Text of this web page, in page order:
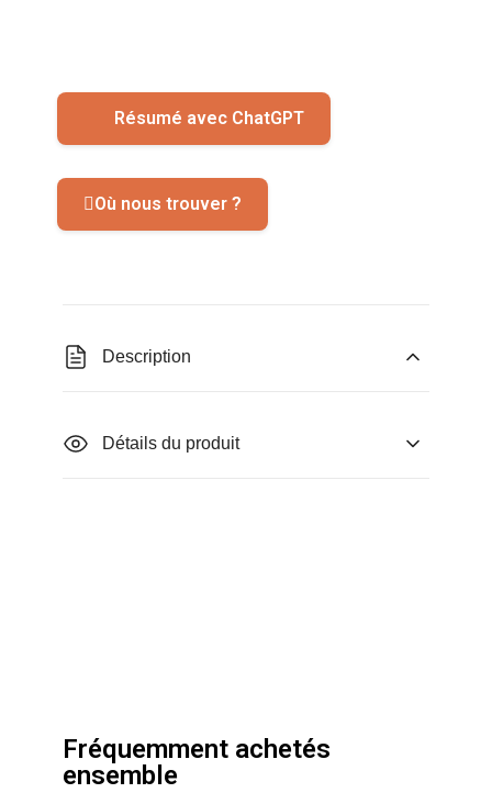
Résumé avec ChatGPT
Où nous trouver ?
Description
Détails du produit
Fréquemment achetés
ensemble